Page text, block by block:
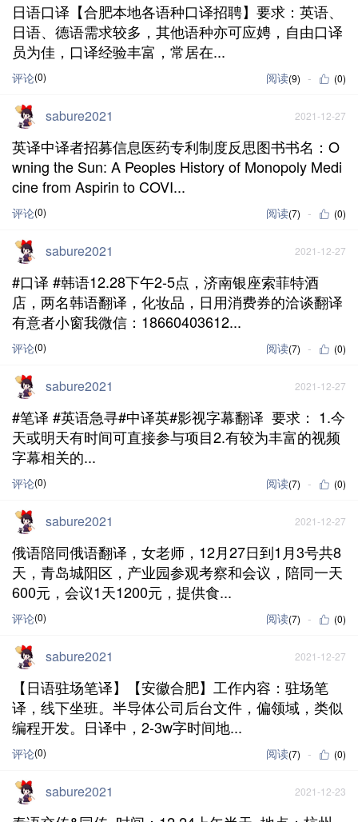
日语口译【合肥本地各语种口译招聘】要求：英语、
日语、德语需求较多，其他语种亦可应娉，自由口译
员为佳，口译经验丰富，常居在...
评论(0) 阅读(9) (0)
sabure2021 2021-12-27
英译中译者招募信息医药专利制度反思图书书名：O
wning the Sun: A Peoples History of Monopoly Medi
cine from Aspirin to COVI...
评论(0) 阅读(7) (0)
sabure2021 2021-12-27
#口译 #韩语12.28下午2-5点，济南银座索菲特酒
店，两名韩语翻译，化妆品，日用消费券的洽谈翻译
有意者小窗我微信：18660403612...
评论(0) 阅读(7) (0)
sabure2021 2021-12-27
#笔译 #英语急寻#中译英#影视字幕翻译 要求： 1.今
天或明天有时间可直接参与项目2.有较为丰富的视频
字幕相关的...
评论(0) 阅读(7) (0)
sabure2021 2021-12-27
俄语陪同俄语翻译，女老师，12月27日到1月3号共8
天，青岛城阳区，产业园参观考察和会议，陪同一天
600元，会议1天1200元，提供食...
评论(0) 阅读(7) (0)
sabure2021 2021-12-27
【日语驻场笔译】【安徽合肥】工作内容：驻场笔
译，线下坐班。半导体公司后台文件，偏领域，类似
编程开发。日译中，2-3w字时间地...
评论(0) 阅读(7) (0)
sabure2021 2021-12-23